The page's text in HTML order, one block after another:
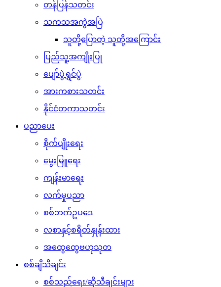
တန်ပြန်သတင်း
သကသအကွဲအပြဲ
သူတို့ပြောတဲ့ သူတို့အကြောင်း
ပြည်သူ့အကျိုးပြု
ပျော်ပွဲရွှင်ပွဲ
အားကစားသတင်း
နိုင်ငံတကာသတင်း
ပညာပေး
စိုက်ပျိုးရေး
မွေးမြူရေး
ကျန်းမာရေး
လက်မှုပညာ
စစ်ဘက်ဥပဒေ
လစာနှင့်စရိတ်နှုန်းထား
အထွေထွေဗဟုသုတ
စစ်ချီသီချင်း
စစ်သည်ရေး/ဆိုသီချင်းများ